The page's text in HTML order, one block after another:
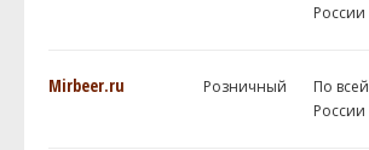
России
Mirbeer.ru Розничный
По всей
России